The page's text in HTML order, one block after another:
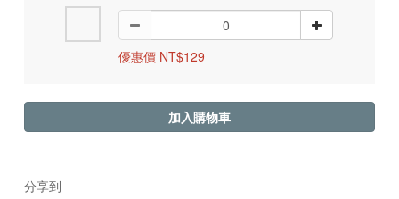
優惠價 NT$129
加入購物車
分享到